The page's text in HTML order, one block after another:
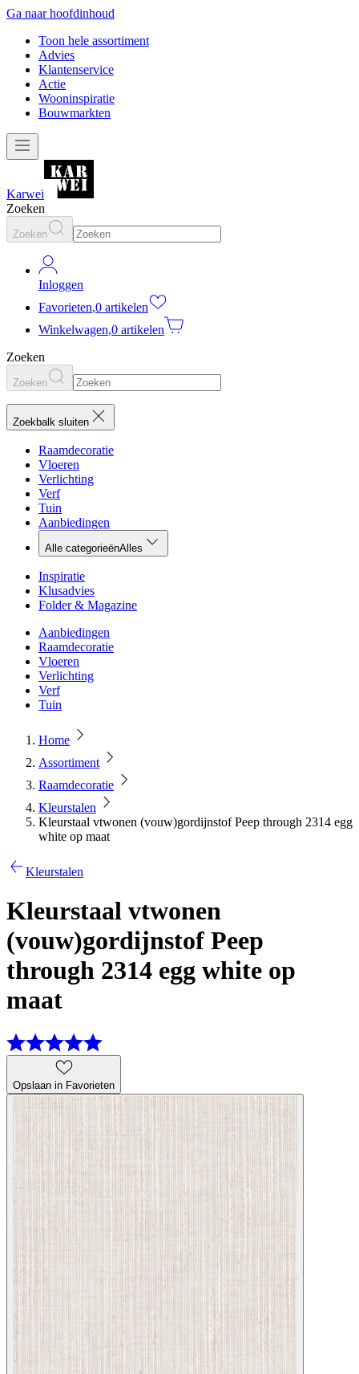
Ga naar hoofdinhoud
Toon hele assortiment
Advies
Klantenservice
Actie
Wooninspiratie
Bouwmarkten
Karwei
Zoeken
Zoeken
Inloggen
Favorieten,0 artikelen
Winkelwagen,0 artikelen
Zoeken
Zoeken
Zoekbalk sluiten
Raamdecoratie
Vloeren
Verlichting
Verf
Tuin
Aanbiedingen
Alle categorieënAlles
Inspiratie
Klusadvies
Folder & Magazine
Aanbiedingen
Raamdecoratie
Vloeren
Verlichting
Verf
Tuin
Home
Assortiment
Raamdecoratie
Kleurstalen
Kleurstaal vtwonen (vouw)gordijnstof Peep through 2314 egg
white op maat
Kleurstalen
Kleurstaal vtwonen
(vouw)gordijnstof Peep
through 2314 egg white op
maat
Opslaan in Favorieten